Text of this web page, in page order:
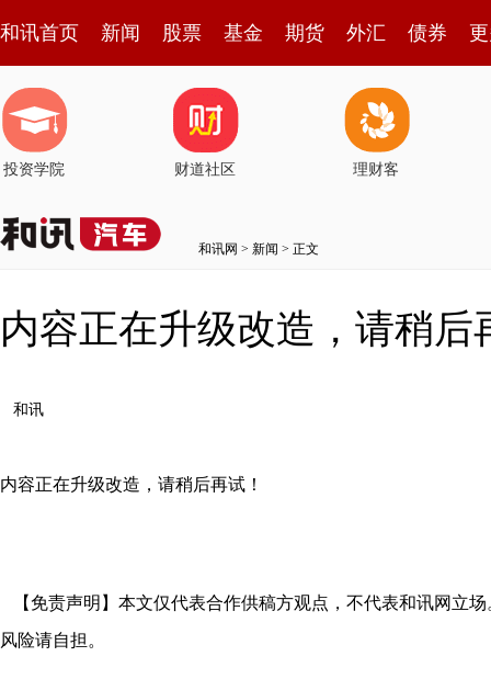
和讯首页 新闻 股票 基金 期货 外汇 债券
投资学院 财道社区 理财客
和讯网 > 新闻 > 正文
内容正在升级改造，请稍后
和讯
内容正在升级改造，请稍后再试！
【免责声明】本文仅代表合作供稿方观点，不代表和讯网立
风险请自担。